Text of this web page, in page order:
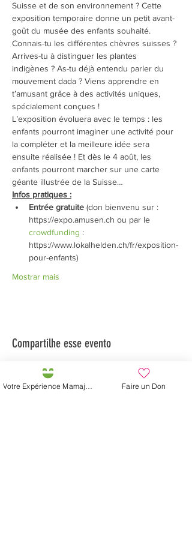
Suisse et de son environnement ? Cette
exposition temporaire donne un petit avant-
goût du musée des enfants souhaité.
Connais-tu les différentes chèvres suisses ?
Arrives-tu à distinguer les plantes
indigènes ? As-tu déjà entendu parler du
mouvement dada ? Viens apprendre en
t’amusant grâce à des activités uniques,
spécialement conçues !
L’exposition évoluera avec le temps : les
enfants pourront imaginer une activité pour
la compléter et la meilleure idée sera
ensuite réalisée ! Et dès le 4 août, les
enfants pourront marcher sur une carte
géante illustrée de la Suisse…
Infos pratiques :
Entrée gratuite (don bienvenu sur :
https://expo.amusen.ch ou par le
crowdfunding :
https://www.lokalhelden.ch/fr/exposition-
pour-enfants)
Mostrar mais
Compartilhe esse evento
Faire un Don